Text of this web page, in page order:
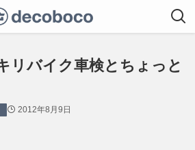
リバイク車検とちょっと
2012年8月9日